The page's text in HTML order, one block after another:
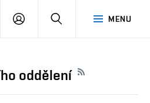
MENU
PŘIHLÁSIT
oddělení